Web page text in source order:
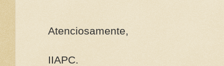
Atenciosamente,
IIAPC.